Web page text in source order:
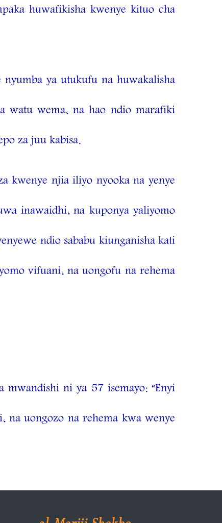
huwafikisha kwenye kituo cha
ya utukufu na huwakalisha
watu wema, na hao ndio marafiki
za juu kabisa.
kwenye njia iliyo nyooka na yenye
inawaidhi, na kuponya yaliyomo
ndio sababu kiunganisha kati
vifuani, na uongofu na rehema
ni ya 57 isemayo: “Enyi
na uongozo na rehema kwa wenye